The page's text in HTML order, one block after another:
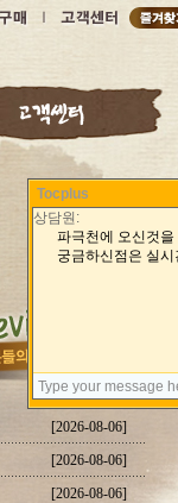
[2026-08-06]
[2026-08-06]
[2026-08-06]
Tocplus